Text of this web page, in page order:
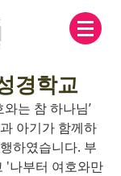
경학교
는 참 하나님’
아기가 함께하
하였습니다. 부
'나부터 여호와만